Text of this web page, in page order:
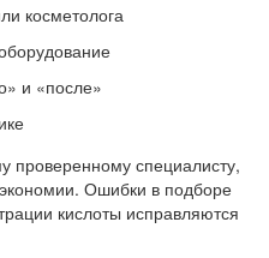
косметолога
и «после»
проверенному специалисту,
Ошибки в подборе
кислоты исправляются